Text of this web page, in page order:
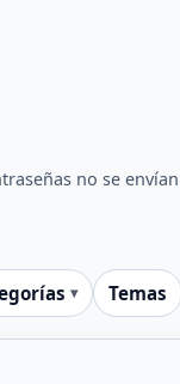
Temas
no se